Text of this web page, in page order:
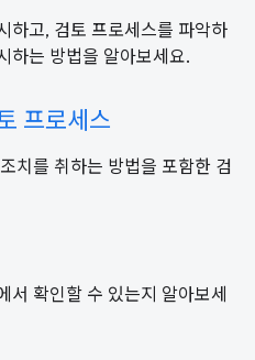
하고, 검토 프로세스를 파악하
하는 방법을 알아보세요.
프로세스
치를 취하는 방법을 포함한 검
서 확인할 수 있는지 알아보세